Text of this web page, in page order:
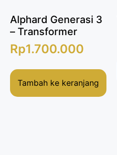
Alphard Generasi 3
– Transformer
Rp1.700.000
Tambah ke keranjang